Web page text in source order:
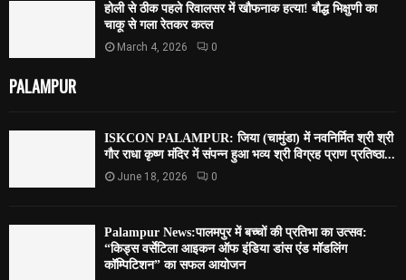
होली से ठीक पहले रिवालसर में खौफनाक हत्या! बौद्ध भिक्षुणी का
चाकू से गला रेतकर कत्ल
March 4, 2026 0
PALAMPUR
ISKCON PALAMPUR: जिया (चामुंडा) में नवनिर्मित श्री श्री
गौर राधा कृष्ण मंदिर में संपन्न हुआ भव्य श्री विग्रह प्राण प्रतिष्ठा...
June 18, 2026 0
Palampur News:पालमपुर में बच्चों की प्रतिभा का उत्सव:
“किड्स वर्सेटिला आइकन ऑफ इंडिया डांस एंड मॉडलिंग
कॉम्पिटिशन” का सफल आयोजन